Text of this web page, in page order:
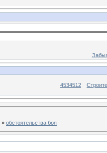
4534512
» обстоятельства боя